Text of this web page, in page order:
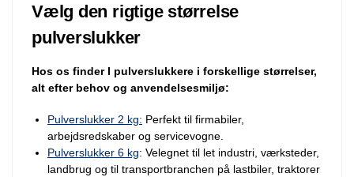
Vælg den rigtige størrelse
pulverslukker
Hos os finder I pulverslukkere i forskellige størrelser,
alt efter behov og anvendelsesmiljø:
Pulverslukker 2 kg: Perfekt til firmabiler,
arbejdsredskaber og servicevogne.
Pulverslukker 6 kg: Velegnet til let industri, værksteder,
landbrug og til transportbranchen på lastbiler, traktorer